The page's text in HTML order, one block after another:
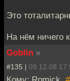
Это
На нём ничего
Goblin »
#135 | 09.12.08